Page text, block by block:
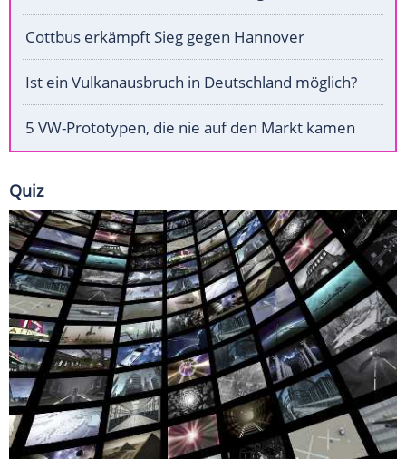
Cottbus erkämpft Sieg gegen Hannover
Ist ein Vulkanausbruch in Deutschland möglich?
5 VW-Prototypen, die nie auf den Markt kamen
Quiz